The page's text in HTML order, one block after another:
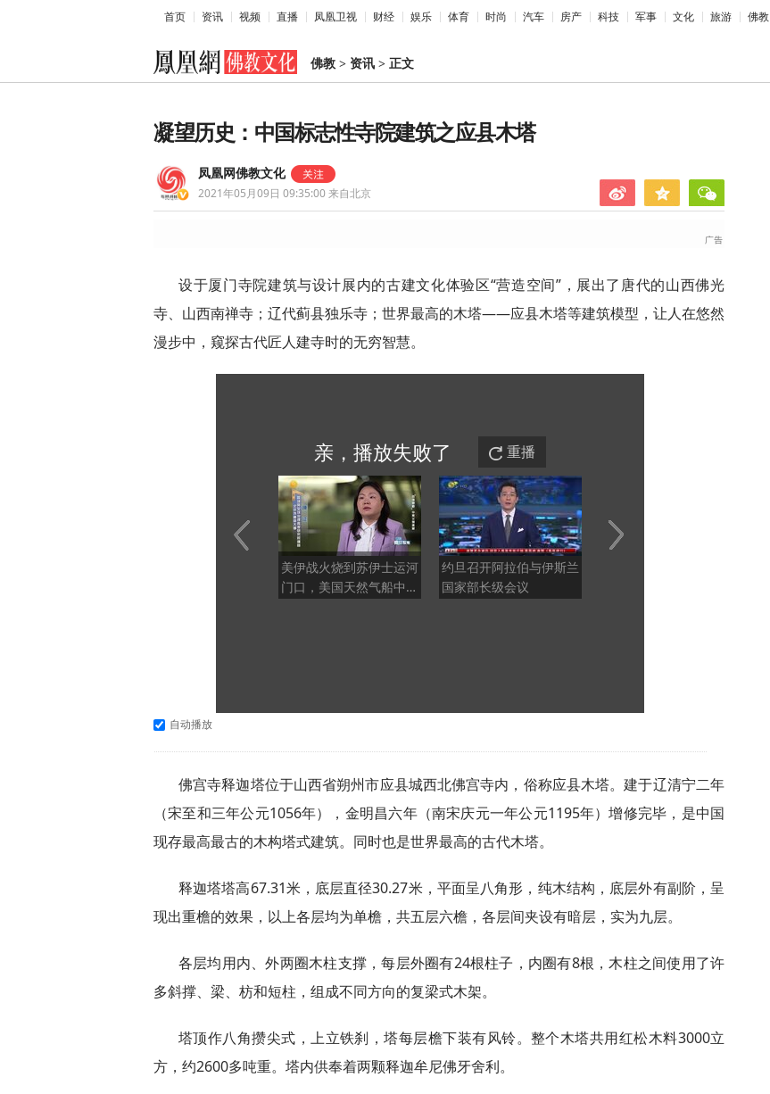
首页 资讯 视频 直播 凤凰卫视 财经 娱乐 体育 时尚 汽车 房产 科技 军事 文化 旅游 佛教
佛教 > 资讯 > 正文
凝望历史：中国标志性寺院建筑之应县木塔
凤凰网佛教文化
2021年05月09日 09:35:00来自北京
设于厦门寺院建筑与设计展内的古建文化体验区“营造空间”，展出了唐代的山西佛光
寺、山西南禅寺；辽代蓟县独乐寺；世界最高的木塔——应县木塔等建筑模型，让人在悠然
漫步中，窥探古代匠人建寺时的无穷智慧。
亲，播放失败了 重播
美伊战火烧到苏伊士运河
门口，美国天然气船中
约旦召开阿拉伯与伊斯兰
国家部长级会议
自动播放
佛宫寺释迦塔位于山西省朔州市应县城西北佛宫寺内，俗称应县木塔。建于辽清宁二年
（宋至和三年公元1056年），金明昌六年（南宋庆元一年公元1195年）增修完毕，是中国
现存最高最古的木构塔式建筑。同时也是世界最高的古代木塔。
释迦塔塔高67.31米，底层直径30.27米，平面呈八角形，纯木结构，底层外有副阶，呈
现出重檐的效果，以上各层均为单檐，共五层六檐，各层间夹设有暗层，实为九层。
各层均用内、外两圈木柱支撑，每层外圈有24根柱子，内圈有8根，木柱之间使用了许
多斜撑、梁、枋和短柱，组成不同方向的复梁式木架。
塔顶作八角攒尖式，上立铁刹，塔每层檐下装有风铃。整个木塔共用红松木料3000立
方，约2600多吨重。塔内供奉着两颗释迦牟尼佛牙舍利。